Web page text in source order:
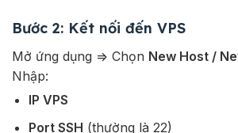
Bước 2: Kết nối đến VPS
Mở ứng dụng => Chọn New Host /
Nhập:
IP VPS
Port SSH (thường là 22)